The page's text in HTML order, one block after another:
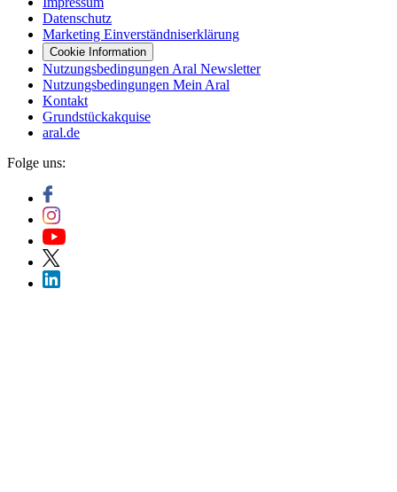
Datenschutz
Marketing Einverständniserklärung
Cookie Information
Nutzungsbedingungen Aral Newsletter
Nutzungsbedingungen Mein Aral
Kontakt
Grundstückakquise
aral.de
Folge uns: